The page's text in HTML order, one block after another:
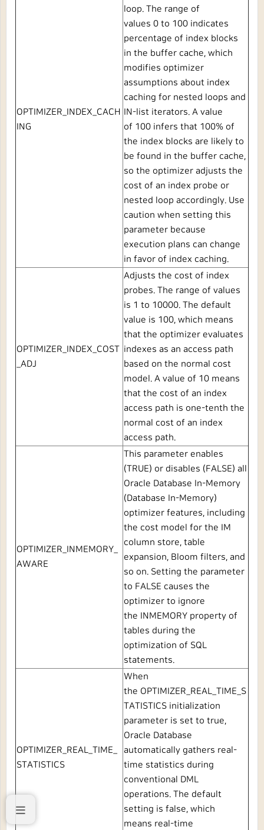
OPTIMIZER_INDEX_CACH
ING
loop. The range of
values 0 to 100 indicates
percentage of index blocks
in the buffer cache, which
modifies optimizer
assumptions about index
caching for nested loops and
IN-list iterators. A value
of 100 infers that 100% of
the index blocks are likely to
be found in the buffer cache,
so the optimizer adjusts the
cost of an index probe or
nested loop accordingly. Use
caution when setting this
parameter because
execution plans can change
in favor of index caching.
OPTIMIZER_INDEX_COST
_ADJ
Adjusts the cost of index
probes. The range of values
is 1 to 10000. The default
value is 100, which means
that the optimizer evaluates
indexes as an access path
based on the normal cost
model. A value of 10 means
that the cost of an index
access path is one-tenth the
normal cost of an index
access path.
OPTIMIZER_INMEMORY_
AWARE
This parameter enables
(TRUE) or disables (FALSE) all
Oracle Database In-Memory
(Database In-Memory)
optimizer features, including
the cost model for the IM
column store, table
expansion, Bloom filters, and
so on. Setting the parameter
to FALSE causes the
optimizer to ignore
the INMEMORY property of
tables during the
optimization of SQL
statements.
OPTIMIZER_REAL_TIME_
STATISTICS
When
the OPTIMIZER_REAL_TIME_S
TATISTICS initialization
parameter is set to true,
Oracle Database
automatically gathers real-
time statistics during
conventional DML
operations. The default
setting is false, which
means real-time